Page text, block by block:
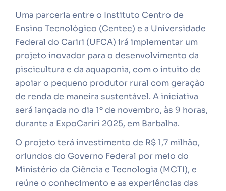
Uma parceria entre o Instituto Centro de
Ensino Tecnológico (Centec) e a Universidade
Federal do Cariri (UFCA) irá implementar um
projeto inovador para o desenvolvimento da
piscicultura e da aquaponia, com o intuito de
apoiar o pequeno produtor rural com geração
de renda de maneira sustentável. A iniciativa
será lançada no dia 1º de novembro, às 9 horas,
durante a ExpoCariri 2025, em Barbalha.
O projeto terá investimento de R$ 1,7 milhão,
oriundos do Governo Federal por meio do
Ministério da Ciência e Tecnologia (MCTI), e
reúne o conhecimento e as experiências das